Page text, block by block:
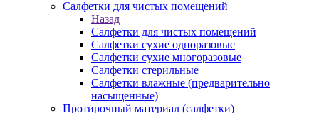
Салфетки для чистых помещений
Назад
Салфетки для чистых помещений
Салфетки сухие одноразовые
Салфетки сухие многоразовые
Салфетки стерильные
Салфетки влажные (предварительно
насыщенные)
Протирочный материал (салфетки)